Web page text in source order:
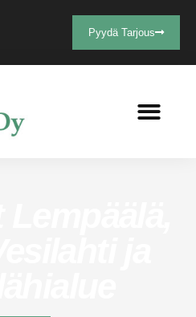
Pyydä Tarjous